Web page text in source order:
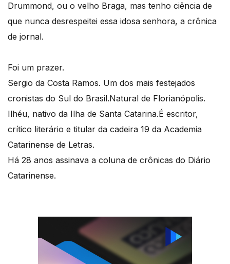
Drummond, ou o velho Braga, mas tenho ciência de
que nunca desrespeitei essa idosa senhora, a crônica
de jornal.
Foi um prazer.
Sergio da Costa Ramos. Um dos mais festejados
cronistas do Sul do Brasil.Natural de Florianópolis.
Ilhéu, nativo da Ilha de Santa Catarina.É escritor,
crítico literário e titular da cadeira 19 da Academia
Catarinense de Letras.
Há 28 anos assinava a coluna de crônicas do Diário
Catarinense.